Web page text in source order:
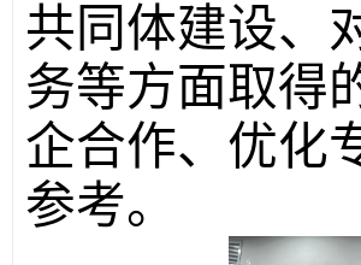
共同体建设、
务等方面取得
企合作、优化
参考。